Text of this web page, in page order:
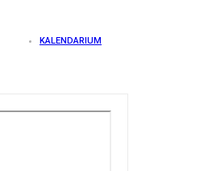
KALENDARIUM